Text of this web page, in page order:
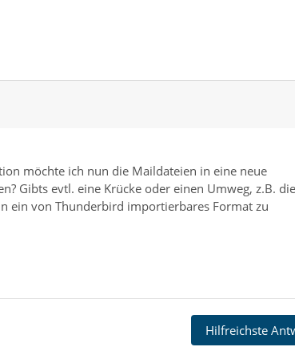
möchte ich nun die Maildateien in eine neue
Gibts evtl. eine Krücke oder einen Umweg, z.B. die
ein von Thunderbird importierbares Format zu
Hilfreichste